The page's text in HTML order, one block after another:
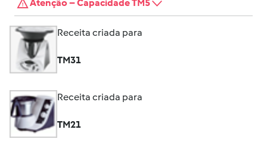
Atenção – Capacidade TM5
Receita criada para
TM31
Receita criada para
TM21